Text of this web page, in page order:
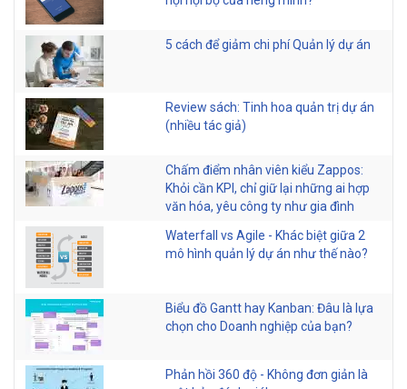
5 cách để giảm chi phí Quản lý dự án
Review sách: Tinh hoa quản trị dự án
(nhiều tác giả)
Chấm điểm nhân viên kiểu Zappos:
Khỏi cần KPI, chỉ giữ lại những ai hợp
văn hóa, yêu công ty như gia đình
Waterfall vs Agile - Khác biệt giữa 2
mô hình quản lý dự án như thế nào?
Biểu đồ Gantt hay Kanban: Đâu là lựa
chọn cho Doanh nghiệp của bạn?
Phản hồi 360 độ - Không đơn giản là